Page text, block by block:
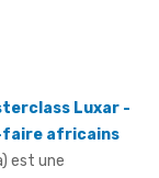
faire africains
est une
africain, à la